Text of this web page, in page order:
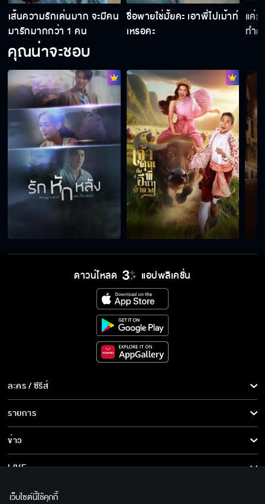
เรื่องพี่ปั้นมันเป็นเรื่องของศักดิ์ศรี มาวัดกันให้มัน
ไม่ต้องขอโทษ ไม่ต้องขอบคุณ แค่เลี้ยงข้าวพี่ก็พอ
เราอย่าผูกมัดกันด้วยสถานะเลย เผื่อเจอคนอื่นที่
ดีกว่า
ฉันทนดูลูกเดินลงนรกไปกับอย่างแกไม่ได้
วินเป็นใคร เจ้าของกางเกงในตัวนี้ใช่มั้ย
นกตัวนี้จะแทนชีวิตอิสระที่พายต้องการ
ลองถามใจตัวเองดูว่าอยากเป็นเพื่อนกับคนเรื่อง
เยอะมั้ย
เส้นความรักเด่นมาก จะมีคน
มารักมากกว่า 1 คน
ชื่อพายใช่มั้ยคะ เอาพี่ไปเม้าท์
เหรอคะ
แค่รู้
ทำค
คุณน่าจะชอบ
ดาวน์โหลด แอปพลิเคชั่น
ละคร / ซีรีส์
ละคร/ซีรีส์
ซีรีส์นานาชาติ
การ์ตูน & เกม
รายการ
รายการทั้งหมด
ข่าว
ข่าวทั้งหมด
LIVE
เกี่ยวกับเรา
เว็บไซต์นี้ใช้คุกกี้